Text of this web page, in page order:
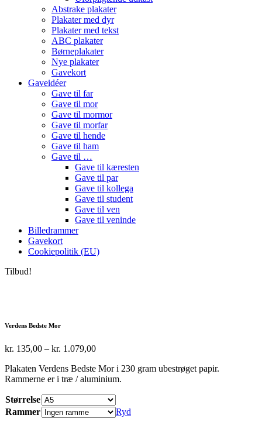
Abstrake plakater
Plakater med dyr
Plakater med tekst
ABC plakater
Børneplakater
Nye plakater
Gavekort
Gaveidéer
Gave til far
Gave til mor
Gave til mormor
Gave til morfar
Gave til hende
Gave til ham
Gave til …
Gave til kæresten
Gave til par
Gave til kollega
Gave til student
Gave til ven
Gave til veninde
Billedrammer
Gavekort
Cookiepolitik (EU)
Tilbud!
Verdens Bedste Mor
kr. 135,00 – kr. 1.079,00Prisinterval:
til
kr. 1.079,00
Plakaten Verdens Bedste Mor i 230 gram ubestrøget papir.
Rammerne er i træ / aluminium.
Størrelse
Rammer
Ryd